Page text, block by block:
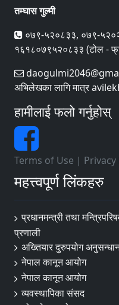
तम्घास गुल्मी
०७९-५२०८३३, ०७९-
१६१८०७९५२०८३३ (टोल -
अभिलेखका लागि मात्र
हामीलाई फलो गर्नुहोस्
Terms of Use | Privacy
महत्त्वपूर्ण लिंकहरु
प्रधानमन्त्री तथा
प्रणाली
अख्तियार दुरुपयोग
नेपाल कानून आयोग
नेपाल कानून आयोग
व्यवस्थापिका संसद